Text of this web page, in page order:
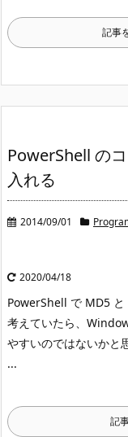
記事
PowerShell の
入れる
2014/09/01
2020/04/18
PowerShell で MD5 と
考えていたら、
やすいのではないかと
...
記